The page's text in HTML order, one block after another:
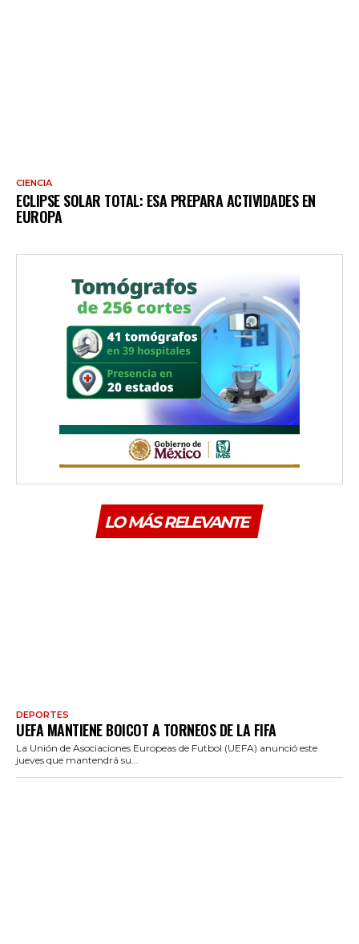
CIENCIA
ECLIPSE SOLAR TOTAL: ESA PREPARA ACTIVIDADES EN
EUROPA
LO MÁS RELEVANTE
DEPORTES
UEFA MANTIENE BOICOT A TORNEOS DE LA FIFA
La Unión de Asociaciones Europeas de Futbol (UEFA) anunció este
jueves que mantendrá su...